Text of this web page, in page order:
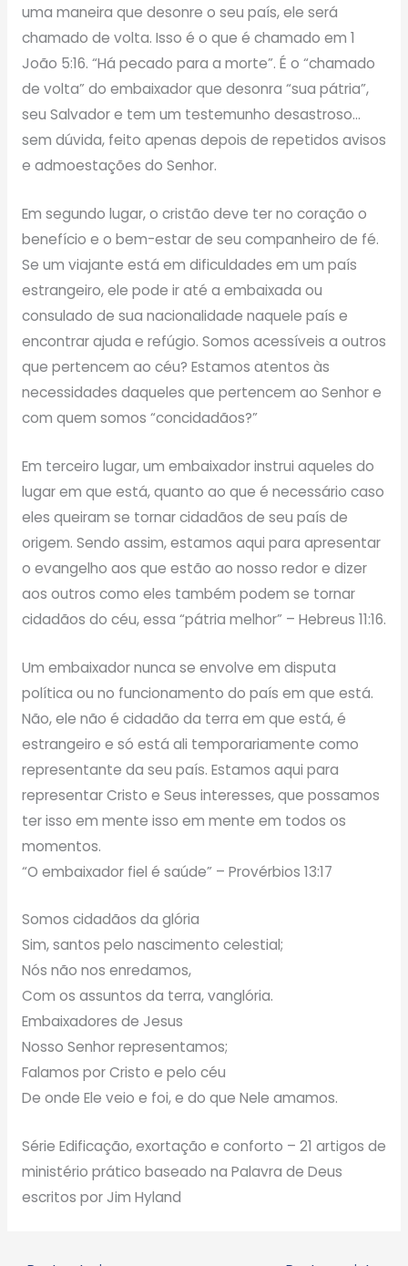
uma maneira que desonre o seu país, ele será
chamado de volta. Isso é o que é chamado em 1
João 5:16. “Há pecado para a morte”. É o “chamado
de volta” do embaixador que desonra “sua pátria”,
seu Salvador e tem um testemunho desastroso…
sem dúvida, feito apenas depois de repetidos avisos
e admoestações do Senhor.
Em segundo lugar, o cristão deve ter no coração o
benefício e o bem-estar de seu companheiro de fé.
Se um viajante está em dificuldades em um país
estrangeiro, ele pode ir até a embaixada ou
consulado de sua nacionalidade naquele país e
encontrar ajuda e refúgio. Somos acessíveis a outros
que pertencem ao céu? Estamos atentos às
necessidades daqueles que pertencem ao Senhor e
com quem somos “concidadãos?”
Em terceiro lugar, um embaixador instrui aqueles do
lugar em que está, quanto ao que é necessário caso
eles queiram se tornar cidadãos de seu país de
origem. Sendo assim, estamos aqui para apresentar
o evangelho aos que estão ao nosso redor e dizer
aos outros como eles também podem se tornar
cidadãos do céu, essa “pátria melhor” – Hebreus 11:16.
Um embaixador nunca se envolve em disputa
política ou no funcionamento do país em que está.
Não, ele não é cidadão da terra em que está, é
estrangeiro e só está ali temporariamente como
representante da seu país. Estamos aqui para
representar Cristo e Seus interesses, que possamos
ter isso em mente isso em mente em todos os
momentos.
“O embaixador fiel é saúde” – Provérbios 13:17
Somos cidadãos da glória
Sim, santos pelo nascimento celestial;
Nós não nos enredamos,
Com os assuntos da terra, vanglória.
Embaixadores de Jesus
Nosso Senhor representamos;
Falamos por Cristo e pelo céu
De onde Ele veio e foi, e do que Nele amamos.
Série Edificação, exortação e conforto – 21 artigos de
ministério prático baseado na Palavra de Deus
escritos por Jim Hyland